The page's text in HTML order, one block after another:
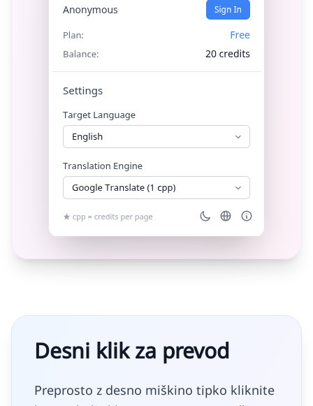
Desni klik za prevod
Preprosto z desno miškino tipko kliknite